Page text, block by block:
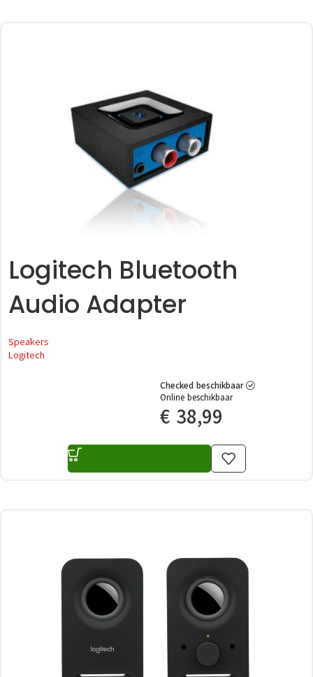
Logitech Bluetooth
Audio Adapter
Speakers
Logitech
Checked beschikbaar
Online beschikbaar
€ 38,99